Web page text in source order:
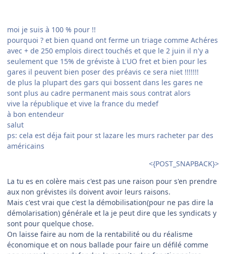
moi je suis à 100 % pour !!
pourquoi ? et bien quand ont ferme un triage comme Achéres
avec + de 250 emplois direct touchés et que le 2 juin il n'y a
seulement que 15% de gréviste à L'UO fret et bien pour les
gares il peuvent bien poser des préavis ce sera niet !!!!!!!
de plus la plupart des gars qui bossent dans les gares ne
sont plus au cadre permanent mais sous contrat alors
vive la république et vive la france du medef
à bon entendeur
salut
ps: cela est déja fait pour st lazare les murs racheter par des
américains
<{POST_SNAPBACK}>
La tu es en colère mais c'est pas une raison pour s'en prendre
aux non grévistes ils doivent avoir leurs raisons.
Mais c'est vrai que c'est la démobilisation(pour ne pas dire la
démolarisation) générale et la je peut dire que les syndicats y
sont pour quelque chose.
On laisse faire au nom de la rentabilité ou du réalisme
économique et on nous ballade pour faire un défilé comme